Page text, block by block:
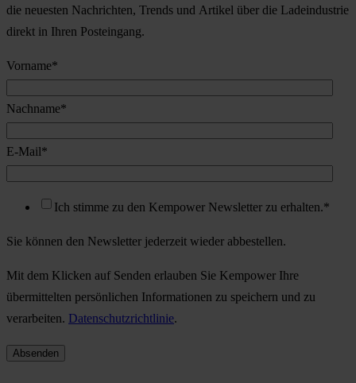
die neuesten Nachrichten, Trends und Artikel über die Ladeindustrie
direkt in Ihren Posteingang.
Vorname*
Nachname*
E-Mail*
Ich stimme zu den Kempower Newsletter zu erhalten.*
Sie können den Newsletter jederzeit wieder abbestellen.
Mit dem Klicken auf Senden erlauben Sie Kempower Ihre
übermittelten persönlichen Informationen zu speichern und zu
verarbeiten. Datenschutzrichtlinie.